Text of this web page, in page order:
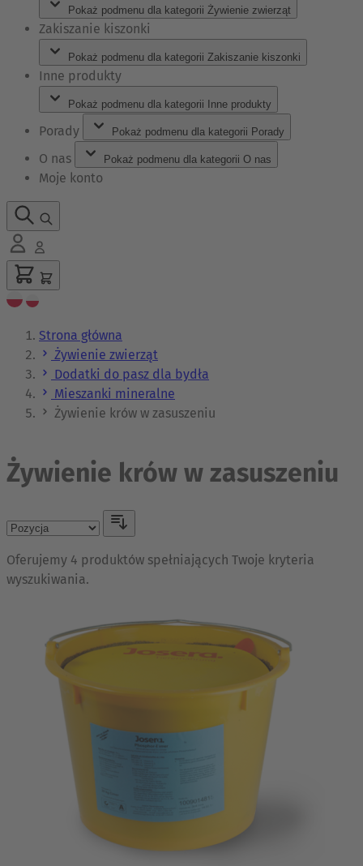
Pokaż podmenu dla kategorii Żywienie zwierząt
Zakiszanie kiszonki
Pokaż podmenu dla kategorii Zakiszanie kiszonki
Inne produkty
Pokaż podmenu dla kategorii Inne produkty
Porady Pokaż podmenu dla kategorii Porady
O nas Pokaż podmenu dla kategorii O nas
Moje konto
Strona główna
Żywienie zwierząt
Dodatki do pasz dla bydła
Mieszanki mineralne
Żywienie krów w zasuszeniu
Żywienie krów w zasuszeniu
Oferujemy 4 produktów spełniających Twoje kryteria
wyszukiwania.